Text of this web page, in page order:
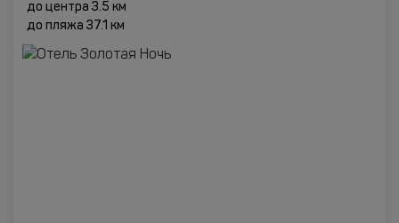
до центра 3.5 км
до пляжа 37.1 км